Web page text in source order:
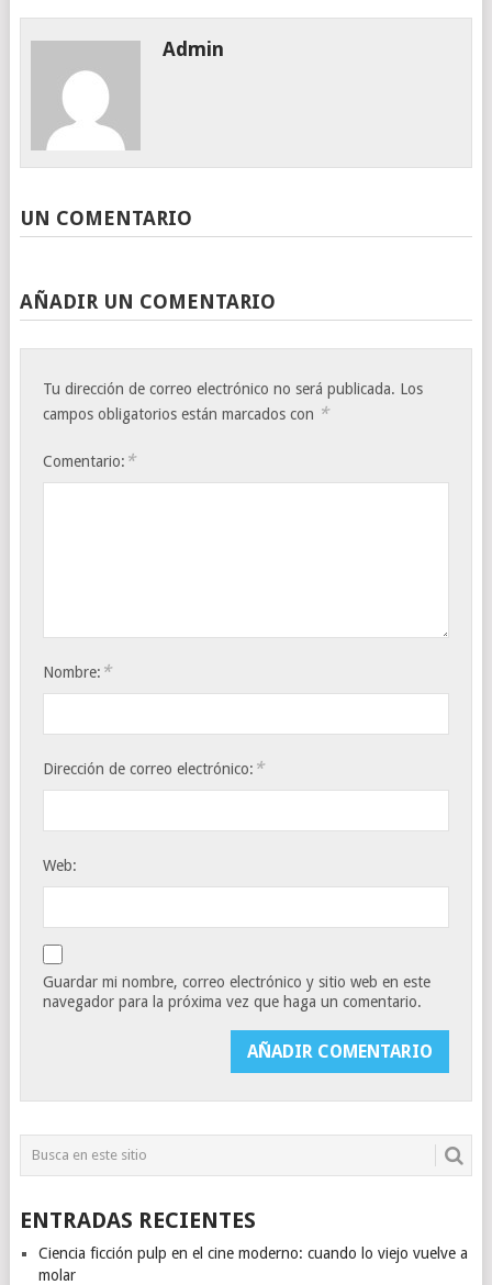
Admin
UN COMENTARIO
AÑADIR UN COMENTARIO
Tu dirección de correo electrónico no será publicada. Los
campos obligatorios están marcados con *
Comentario: *
Nombre: *
Dirección de correo electrónico: *
Web:
Guardar mi nombre, correo electrónico y sitio web en este
navegador para la próxima vez que haga un comentario.
ENTRADAS RECIENTES
Ciencia ficción pulp en el cine moderno: cuando lo viejo vuelve a
molar